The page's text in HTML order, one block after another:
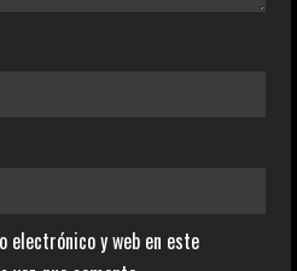
electrónico y web en este